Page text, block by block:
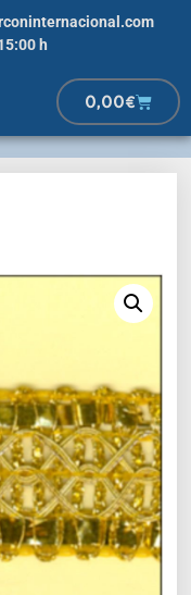
h
0,00€